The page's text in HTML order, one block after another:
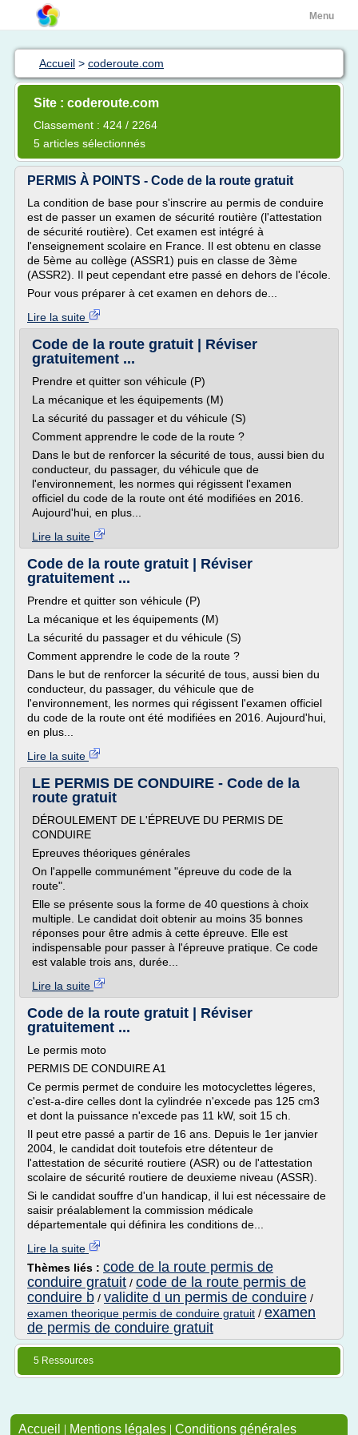
Menu
Accueil > coderoute.com
Site : coderoute.com
Classement : 424 / 2264
5 articles sélectionnés
PERMIS À POINTS - Code de la route gratuit
La condition de base pour s'inscrire au permis de conduire
est de passer un examen de sécurité routière (l'attestation
de sécurité routière). Cet examen est intégré à
l'enseignement scolaire en France. Il est obtenu en classe
de 5ème au collège (ASSR1) puis en classe de 3ème
(ASSR2). Il peut cependant etre passé en dehors de l'école.
Pour vous préparer à cet examen en dehors de...
Lire la suite
Code de la route gratuit | Réviser
gratuitement ...
Prendre et quitter son véhicule (P)
La mécanique et les équipements (M)
La sécurité du passager et du véhicule (S)
Comment apprendre le code de la route ?
Dans le but de renforcer la sécurité de tous, aussi bien du
conducteur, du passager, du véhicule que de
l'environnement, les normes qui régissent l'examen
officiel du code de la route ont été modifiées en 2016.
Aujourd'hui, en plus...
Lire la suite
Code de la route gratuit | Réviser
gratuitement ...
Prendre et quitter son véhicule (P)
La mécanique et les équipements (M)
La sécurité du passager et du véhicule (S)
Comment apprendre le code de la route ?
Dans le but de renforcer la sécurité de tous, aussi bien du
conducteur, du passager, du véhicule que de
l'environnement, les normes qui régissent l'examen officiel
du code de la route ont été modifiées en 2016. Aujourd'hui,
en plus...
Lire la suite
LE PERMIS DE CONDUIRE - Code de la
route gratuit
DÉROULEMENT DE L'ÉPREUVE DU PERMIS DE
CONDUIRE
Epreuves théoriques générales
On l'appelle communément "épreuve du code de la
route".
Elle se présente sous la forme de 40 questions à choix
multiple. Le candidat doit obtenir au moins 35 bonnes
réponses pour être admis à cette épreuve. Elle est
indispensable pour passer à l'épreuve pratique. Ce code
est valable trois ans, durée...
Lire la suite
Code de la route gratuit | Réviser
gratuitement ...
Le permis moto
PERMIS DE CONDUIRE A1
Ce permis permet de conduire les motocyclettes légeres,
c'est-a-dire celles dont la cylindrée n'excede pas 125 cm3
et dont la puissance n'excede pas 11 kW, soit 15 ch.
Il peut etre passé a partir de 16 ans. Depuis le 1er janvier
2004, le candidat doit toutefois etre détenteur de
l'attestation de sécurité routiere (ASR) ou de l'attestation
scolaire de sécurité routiere de deuxieme niveau (ASSR).
Si le candidat souffre d'un handicap, il lui est nécessaire de
saisir préalablement la commission médicale
départementale qui définira les conditions de...
Lire la suite
Thèmes liés : code de la route permis de
conduire gratuit / code de la route permis de
conduire b / validite d un permis de conduire /
examen theorique permis de conduire gratuit / examen
de permis de conduire gratuit
5 Ressources
Accueil | Mentions légales | Conditions générales